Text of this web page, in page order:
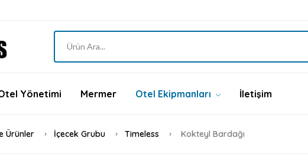
Yönetimi Mermer Otel Ekipmanları İletişim
Ürünler İçecek Grubu Timeless Kokteyl Bardağı